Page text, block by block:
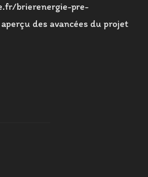
brierenergie-pre-
des avancées du projet